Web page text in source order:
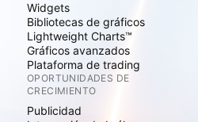
Widgets
Bibliotecas de gráficos
Lightweight Charts™
Gráficos avanzados
Plataforma de trading
OPORTUNIDADES DE
CRECIMIENTO
Publicidad